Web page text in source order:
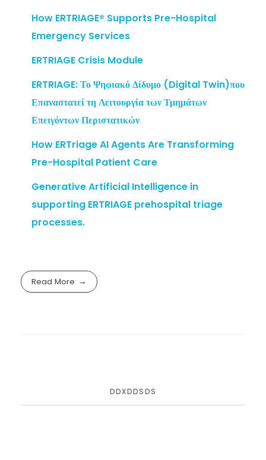
How ERTRIAGE® Supports Pre-Hospital
Emergency Services
ERTRIAGE Crisis Module
ERTRIAGE: Το Ψηφιακό Δίδυμο (Digital Twin)που
Επαναστατεί τη Λειτουργία των Τμημάτων
Επειγόντων Περιστατικών
How ERTriage AI Agents Are Transforming
Pre-Hospital Patient Care
Generative Artificial Intelligence in
supporting ERTRIAGE prehospital triage
processes.
Read More
DDXDDSDS